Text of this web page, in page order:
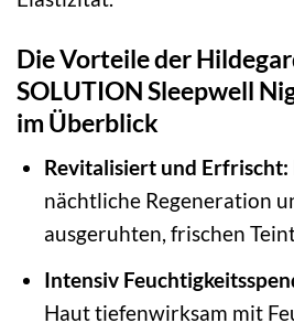
Die Vorteile der
SOLUTION Sleepwell
im Überblick
Revitalisiert und Erfrischt:
nächtliche Regeneration
ausgeruhten, frischen
Intensiv
Haut tiefenwirksam mit